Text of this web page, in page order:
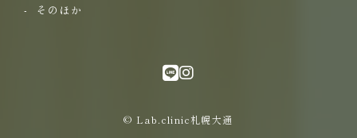
そのほか
© Lab.clinic札幌大通